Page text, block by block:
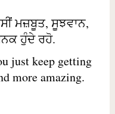
ਮਜ਼ਬੂਤ, ਸੂਝਵਾਨ,
ਹੁੰਦੇ ਰਹੋ.
just keep getting
more amazing.